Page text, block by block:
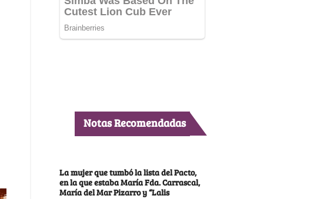
Notas Recomendadas
La mujer que tumbó la lista del Pacto,
en la que estaba María Fda. Carrascal,
María del Mar Pizarro y “Lalis